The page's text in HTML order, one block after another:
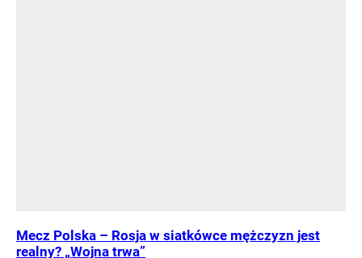
Mecz Polska – Rosja w siatkówce mężczyzn jest
realny? „Wojna trwa”